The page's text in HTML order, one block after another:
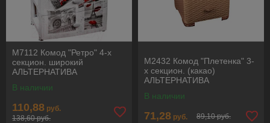
М7112 Комод "Ретро" 4-х
секцион. широкий
АЛЬТЕРНАТИВА
В наличии
110,88 руб.
138,60 руб.
М2432 Комод "Плетенка" 3-
х секцион. (какао)
АЛЬТЕРНАТИВА
В наличии
71,28 руб. 89,10 руб.